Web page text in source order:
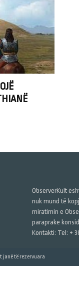
ObserverKult
nuk mund të
miratimin e
paraprake
Kontakti: Tel: +
janë të rezervuara